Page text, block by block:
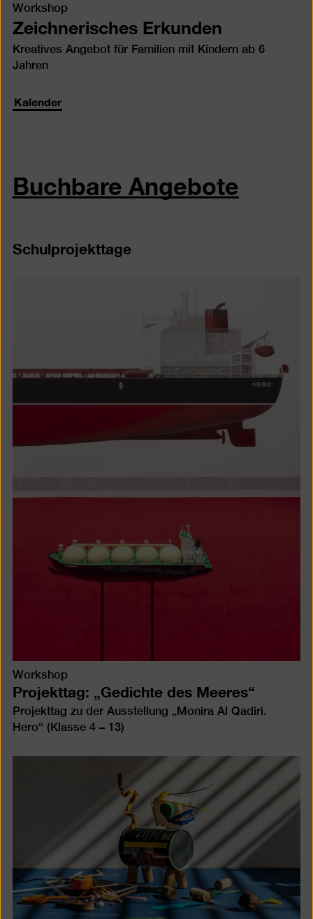
Workshop
Zeichnerisches Erkunden
Kreatives Angebot für Familien mit Kindern ab 6
Jahren
Kalender
Buchbare Angebote
Schulprojekttage
Workshop
Projekttag: „Gedichte des Meeres“
Projekttag zu der Ausstellung „Monira Al Qadiri.
Hero“ (Klasse 4 – 13)